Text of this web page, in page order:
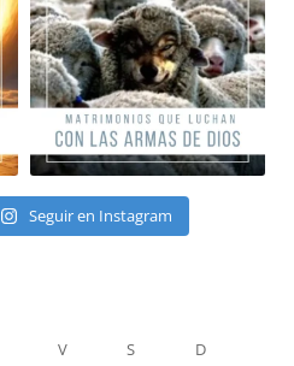
Seguir en Instagram
V S
D